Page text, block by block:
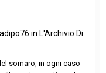
in L'Archivio Di
somaro, in ogni caso